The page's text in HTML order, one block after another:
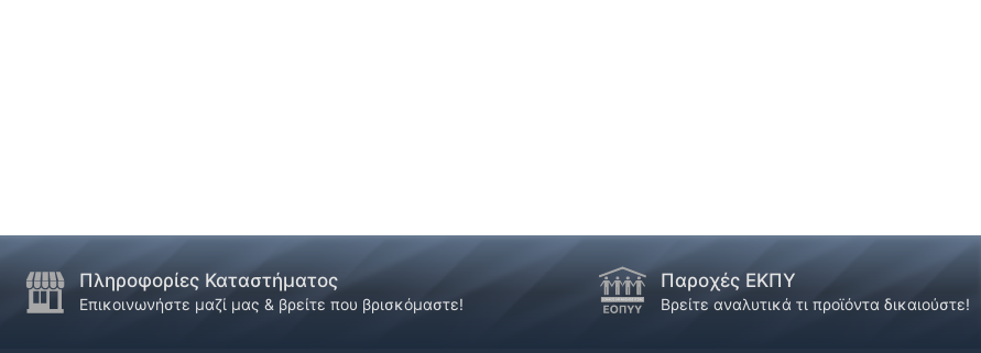
Πληροφορίες Καταστήματος
Επικοινωνήστε μαζί μας & βρείτε που βρισκόμαστε!
Παροχές ΕΚΠΥ
Βρείτε αναλυτικά τι προϊόντα δικαιούστε!